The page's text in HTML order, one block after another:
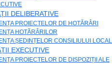
DELIBERATIVE
PROIECTELOR DE HOTĂRÂRI
HOTĂRÂRILOR
ȘEDINȚELOR CONSILIULUI LOCAL
EXECUTIVE
PROIECTELOR DE DISPOZIȚII ALE